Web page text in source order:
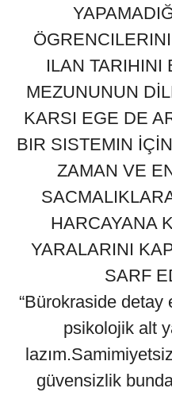
ILAN TARIHINI
MEZUNUNUN
KARSI EGE DE
BIR SISTEMIN
ZAMAN VE
HARCAYANA
YARALARINI
SARF
“Bürokraside detay
psikolojik alt
güvensizlik